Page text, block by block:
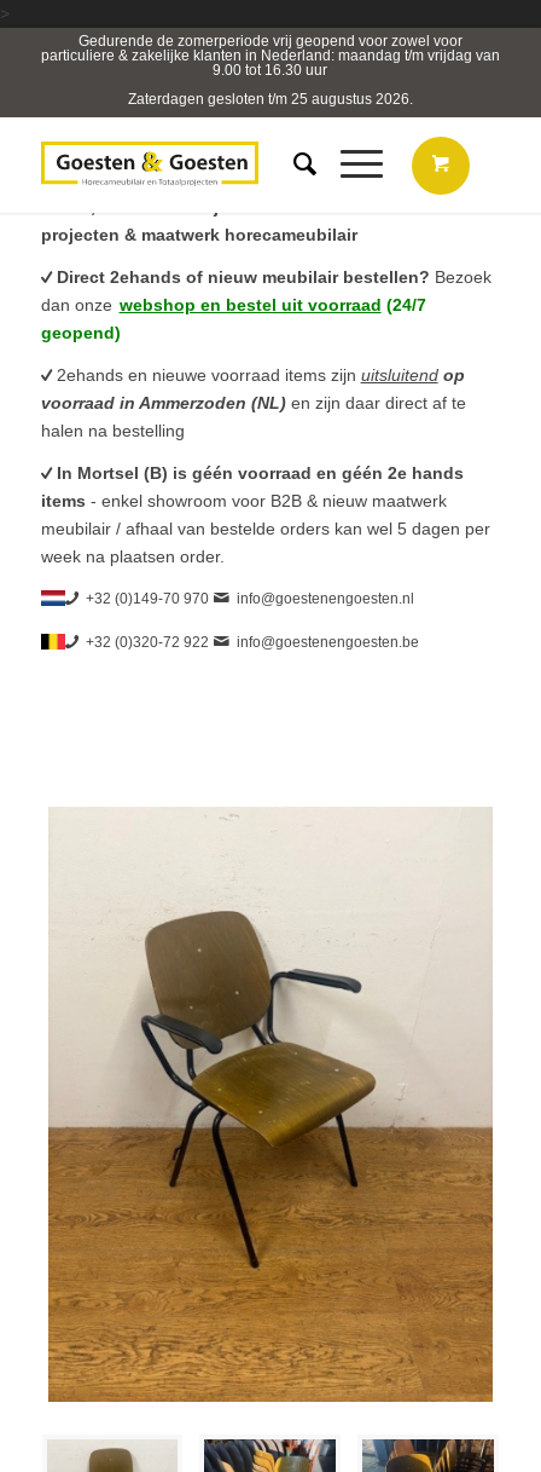
>
Gedurende de zomerperiode vrij geopend voor zowel voor
particuliere & zakelijke klanten in Nederland: maandag t/m vrijdag van
9.00 tot 16.30 uur
Zaterdagen gesloten t/m 25 augustus 2026.
projecten & maatwerk horecameubilair
Direct 2ehands of nieuw meubilair bestellen? Bezoek
dan onze webshop en bestel uit voorraad (24/7
geopend)
2ehands en nieuwe voorraad items zijn uitsluitend op
voorraad in Ammerzoden (NL)en zijn daar direct af te
halen na bestelling
In Mortsel (B) is géén voorraad en géén 2e hands
items - enkel showroom voor B2B & nieuw maatwerk
meubilair / afhaal van bestelde orders kan wel 5 dagen per
week na plaatsen order.
+32 (0)149-70 970 info@goestenengoesten.nl
+32 (0)320-72 922 info@goestenengoesten.be